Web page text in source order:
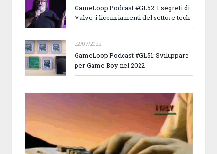
GameLoop Podcast #GL52: I segreti di
Valve, i licenziamenti del settore tech
22/07/2022
GameLoop Podcast #GL51: Sviluppare
per Game Boy nel 2022